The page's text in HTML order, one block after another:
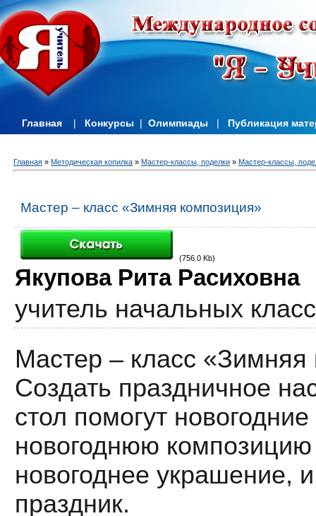
Главная | Конкурсы | Олимпиады | Публикация
Главная » Методическая копилка » Мастер-классы, поделки » Мастер-классы,
Мастер – класс «Зимняя композиция»
(756.0 Kb)
Якупова Рита Расиховна
учитель начальных
Мастер – класс «Зимняя
Создать праздничное
стол помогут
новогоднюю
новогоднее украшение,
праздник.